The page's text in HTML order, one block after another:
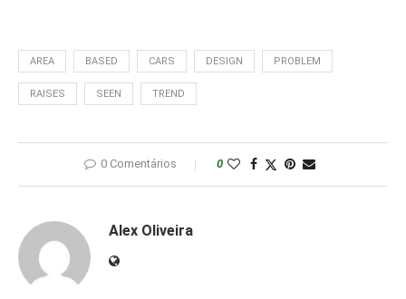
AREA BASED CARS DESIGN PROBLEM
RAISES SEEN TREND
0 Comentários 0
Alex Oliveira